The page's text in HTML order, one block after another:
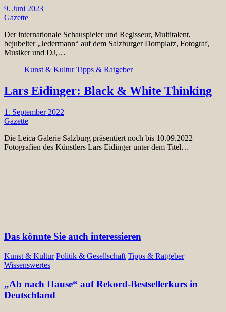
9. Juni 2023
Gazette
Der internationale Schauspieler und Regisseur, Multitalent,
bejubelter „Jedermann“ auf dem Salzburger Domplatz, Fotograf,
Musiker und DJ,…
Kunst & Kultur Tipps & Ratgeber
Lars Eidinger: Black & White Thinking
1. September 2022
Gazette
Die Leica Galerie Salzburg präsentiert noch bis 10.09.2022
Fotografien des Künstlers Lars Eidinger unter dem Titel…
Das könnte Sie auch interessieren
Kunst & Kultur Politik & Gesellschaft Tipps & Ratgeber
Wissenswertes
„Ab nach Hause“ auf Rekord-Bestsellerkurs in
Deutschland